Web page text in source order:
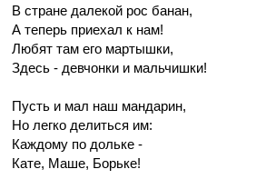
В стране далекой рос банан,
А теперь приехал к нам!
Любят там его мартышки,
Здесь - девчонки и мальчишки!
Пусть и мал наш мандарин,
Но легко делиться им:
Каждому по дольке -
Кате, Маше, Борьке!